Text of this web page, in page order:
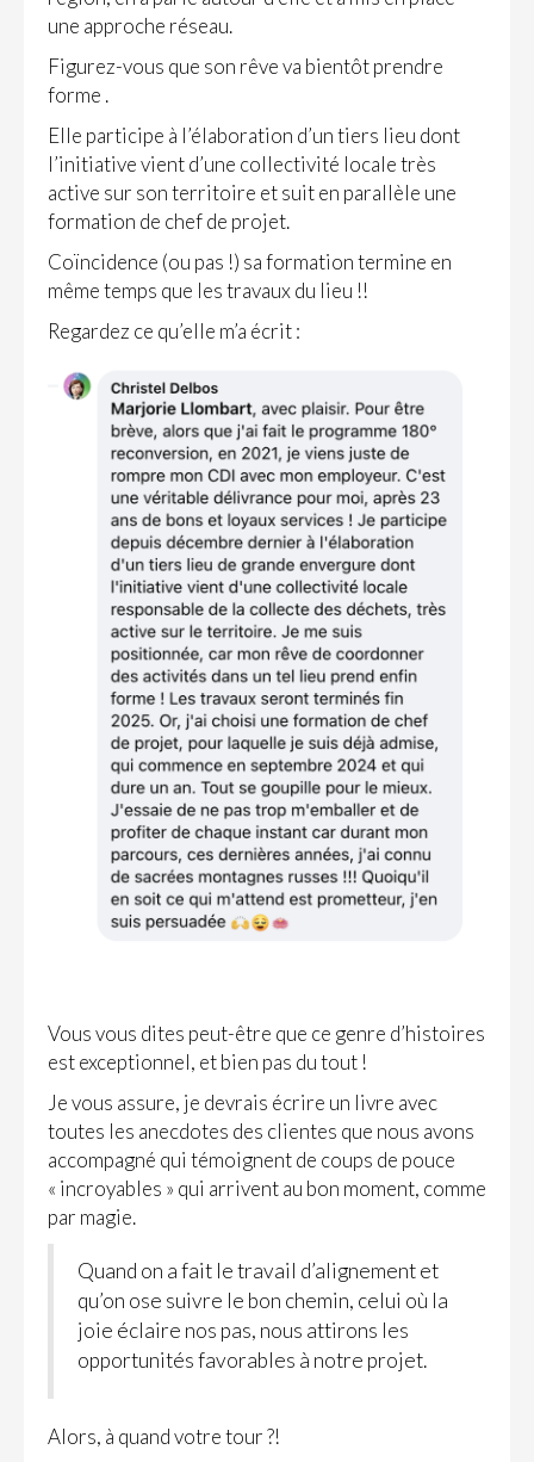
une approche réseau.
Figurez-vous que son rêve va bientôt prendre
forme .
Elle participe à l’élaboration d’un tiers lieu dont
l’initiative vient d’une collectivité locale très
active sur son territoire et suit en parallèle une
formation de chef de projet.
Coïncidence (ou pas !) sa formation termine en
même temps que les travaux du lieu !!
Regardez ce qu’elle m’a écrit :
Vous vous dites peut-être que ce genre d’histoires
est exceptionnel, et bien pas du tout !
Je vous assure, je devrais écrire un livre avec
toutes les anecdotes des clientes que nous avons
accompagné qui témoignent de coups de pouce
« incroyables » qui arrivent au bon moment, comme
par magie.
Quand on a fait le travail d’alignement et
qu’on ose suivre le bon chemin, celui où la
joie éclaire nos pas, nous attirons les
opportunités favorables à notre projet.
Alors, à quand votre tour ?!